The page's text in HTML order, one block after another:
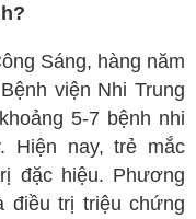
Sáng, hàng năm
viện Nhi Trung
5-7 bệnh nhi
Hiện nay, trẻ mắc
đặc hiệu. Phương
điều trị triệu chứng